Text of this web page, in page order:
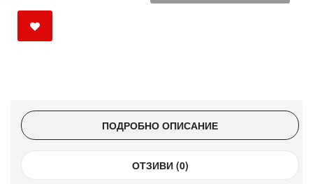
ПОДРОБНО ОПИСАНИЕ
ОТЗИВИ (0)